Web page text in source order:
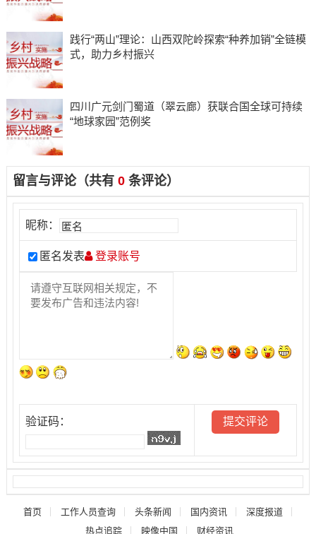
践行“两山”理论：山西双陀岭探索“种养加销”全链模
式，助力乡村振兴
四川广元剑门蜀道（翠云廊）获联合国全球可持续
“地球家园”范例奖
留言与评论（共有 0条评论）
昵称：
匿名发表 登录账号
验证码：
首页 工作人员查询 头条新闻 国内资讯
深度报道
热点追踪
映像中国 财经资讯